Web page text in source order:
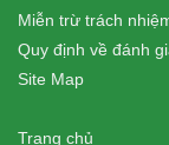
Miễn trừ trách
Quy định về đánh
Site Map
Trang chủ